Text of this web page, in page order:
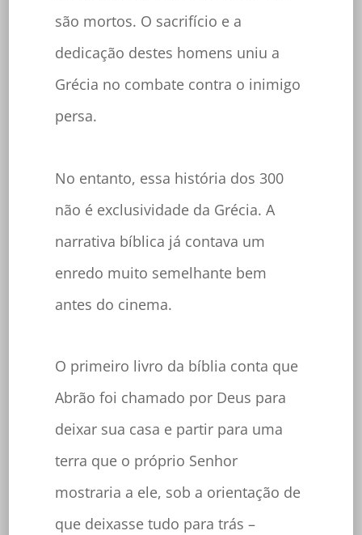
são mortos. O sacrifício e a
dedicação destes homens uniu a
Grécia no combate contra o inimigo
persa.
No entanto, essa história dos 300
não é exclusividade da Grécia. A
narrativa bíblica já contava um
enredo muito semelhante bem
antes do cinema.
O primeiro livro da bíblia conta que
Abrão foi chamado por Deus para
deixar sua casa e partir para uma
terra que o próprio Senhor
mostraria a ele, sob a orientação de
que deixasse tudo para trás –